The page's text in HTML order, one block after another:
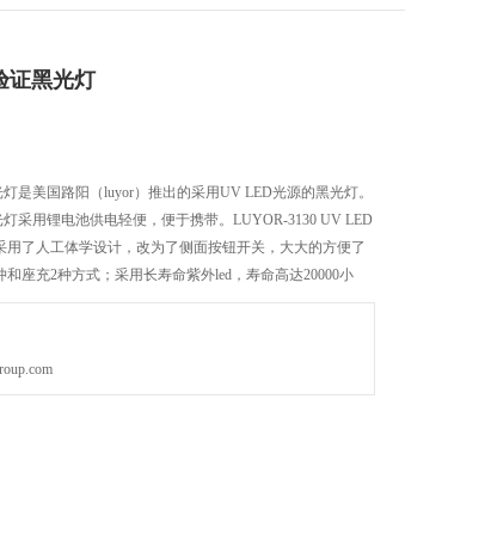
证黑光灯
是美国路阳（luyor）推出的采用UV LED光源的黑光灯。
采用锂电池供电轻便，便于携带。LUYOR-3130 UV LED
了人工体学设计，改为了侧面按钮开关，大大的方便了
座充2种方式；采用长寿命紫外led，寿命高达20000小